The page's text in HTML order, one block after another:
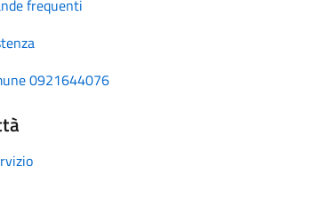
frequenti
0921644076